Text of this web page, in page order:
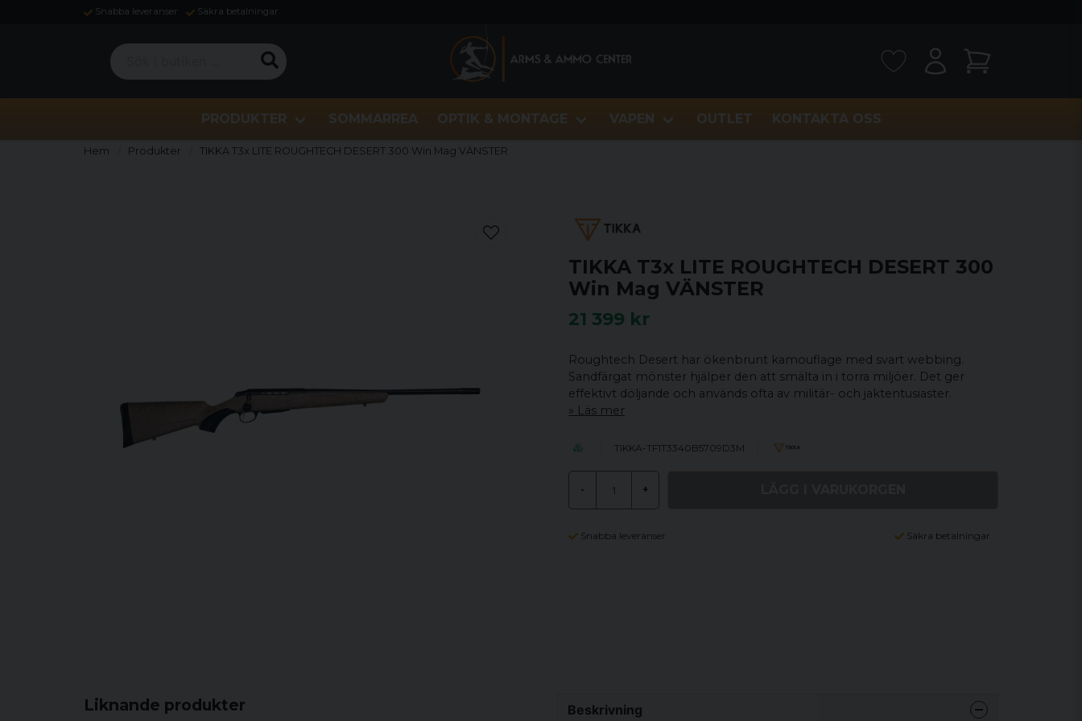
Snabba leveranser Säkra betalningar
Sök i butiken ...
PRODUKTER SOMMARREA OPTIK & MONTAGE VAPEN OUTLET KONTAKTA OSS
Hem Produkter TIKKA T3x LITE ROUGHTECH DESERT 300 Win Mag VÄNSTER
TIKKA T3x LITE ROUGHTECH DESERT 300
Win Mag VÄNSTER
21 399 kr
Roughtech Desert har ökenbrunt kamouflage med svart webbing.
Sandfärgat mönster hjälper den att smälta in i torra miljöer. Det ger
effektivt döljande och används ofta av militär- och jaktentusiaster.
Läs mer
TIKKA-TF1T3340B5709D3M
- +
Snabba leveranser Säkra betalningar
Liknande produkter Beskrivning